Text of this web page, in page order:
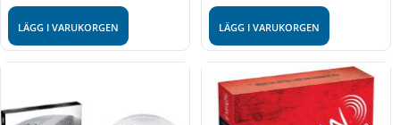
LÄGG I VARUKORGEN LÄGG I VARUKORGEN